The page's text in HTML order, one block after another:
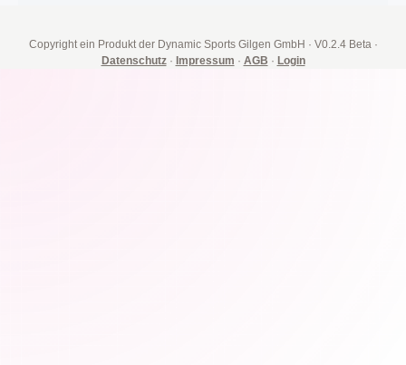
Copyright ein Produkt der Dynamic Sports Gilgen GmbH · V0.2.4 Beta·
Datenschutz· Impressum · AGB · Login